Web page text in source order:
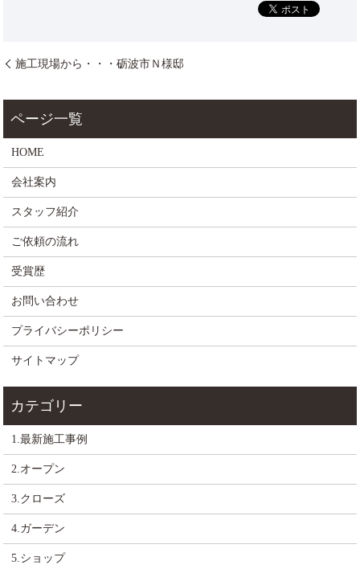
施工現場から・・・砺波市Ｎ様邸
HOME
会社案内
スタッフ紹介
ご依頼の流れ
受賞歴
お問い合わせ
プライバシーポリシー
サイトマップ
1.最新施工事例
2.オープン
3.クローズ
4.ガーデン
5.ショップ